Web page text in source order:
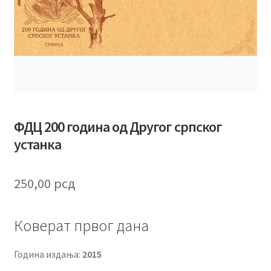
ФДЦ 200 година од Другог српског
устанка
250,00 рсд
Коверат првог дана
Година издања: 2015